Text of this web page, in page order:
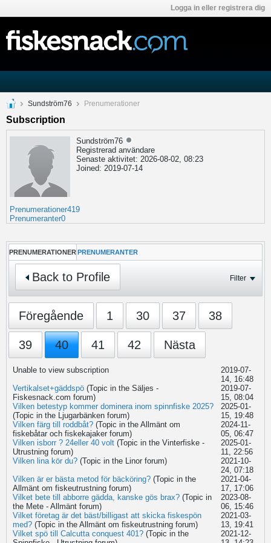
Logga in eller registrera dig
Sundström76 Prenumerationer
Subscription
Sundström76
Registrerad användare
Senaste aktivitet: 2026-08-02, 08:23
Joined: 2019-07-14
Prenumerationer419
Prenumeranter0
PRENUMERATIONER PRENUMERANTER
Back to Profile Filter
Föregående 1 30 37 38
39 40 41 42 Nästa
Unable to view subscription
2019-07-
14, 16:48
Vertikalset+gäddspö (Topic in the Säljes -
Fiskesnack.com forum)
2019-07-
15, 08:04
Vilken betestyp kommer dominera inom spinnfiske 2025?
(Topic in the Ljugarbänkenforum)
2025-01-
15, 19:48
Vilken färg till roddbåt? (Topic in the Allmänt om
fiskebåtar och fiskekajakerforum)
2024-11-
05, 06:47
Vilken isborr ? 24eller 40 volt (Topic in the Vinterfiske -
Utrustningforum)
2025-01-
11, 22:56
Vilken lina kör du? (Topic in the Linorforum)
2021-10-
24, 07:18
Vilken är er bästa metod för bäcköring? (Topic in the
Allmänt om fiskeutrustningforum)
2021-04-
17, 17:06
Vilket bete till abborre gädda, kanske gös brax? (Topic in
the Mete - Allmäntforum)
2023-08-
06, 15:46
Vilket företag är det bäst/billigast att skicka fiskespön
med? (Topic in the Allmänt om fiskeutrustningforum)
2021-03-
13, 19:41
Vilket spö till Calcutta conquest 401? (Topic in the
2021-12-